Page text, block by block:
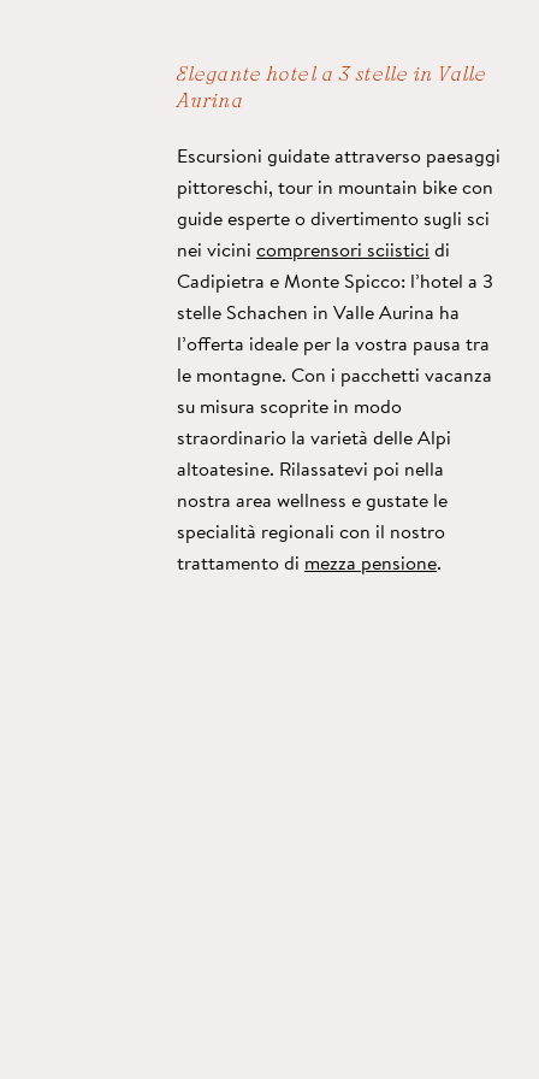
Elegante hotel a 3 stelle in Valle
Aurina
Escursioni guidate attraverso paesaggi
pittoreschi, tour in mountain bike con
guide esperte o divertimento sugli sci
nei vicini comprensori sciistici di
Cadipietra e Monte Spicco: l’hotel a 3
stelle Schachen in Valle Aurina ha
l’offerta ideale per la vostra pausa tra
le montagne. Con i pacchetti vacanza
su misura scoprite in modo
straordinario la varietà delle Alpi
altoatesine. Rilassatevi poi nella
nostra area wellness e gustate le
specialità regionali con il nostro
trattamento di mezza pensione.